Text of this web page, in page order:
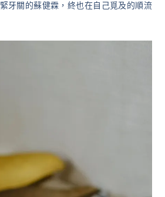
牙關的蘇健霖，終也在自己覓及的順流